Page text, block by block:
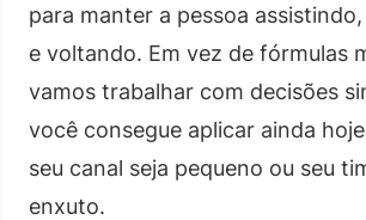
para manter a pessoa
e voltando. Em vez de fórmulas
vamos trabalhar com decisões
você consegue aplicar ainda
seu canal seja pequeno ou seu
enxuto.